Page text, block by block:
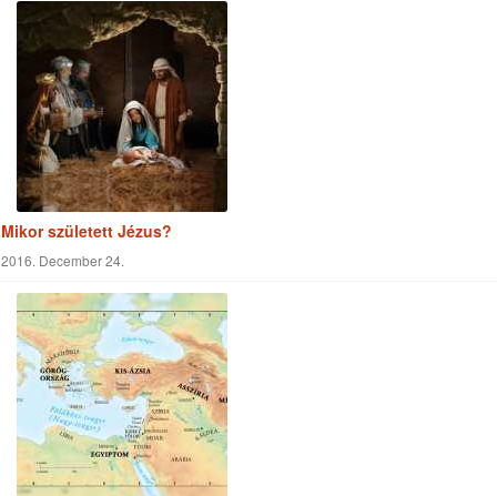
Mikor született Jézus?
2016. December 24.